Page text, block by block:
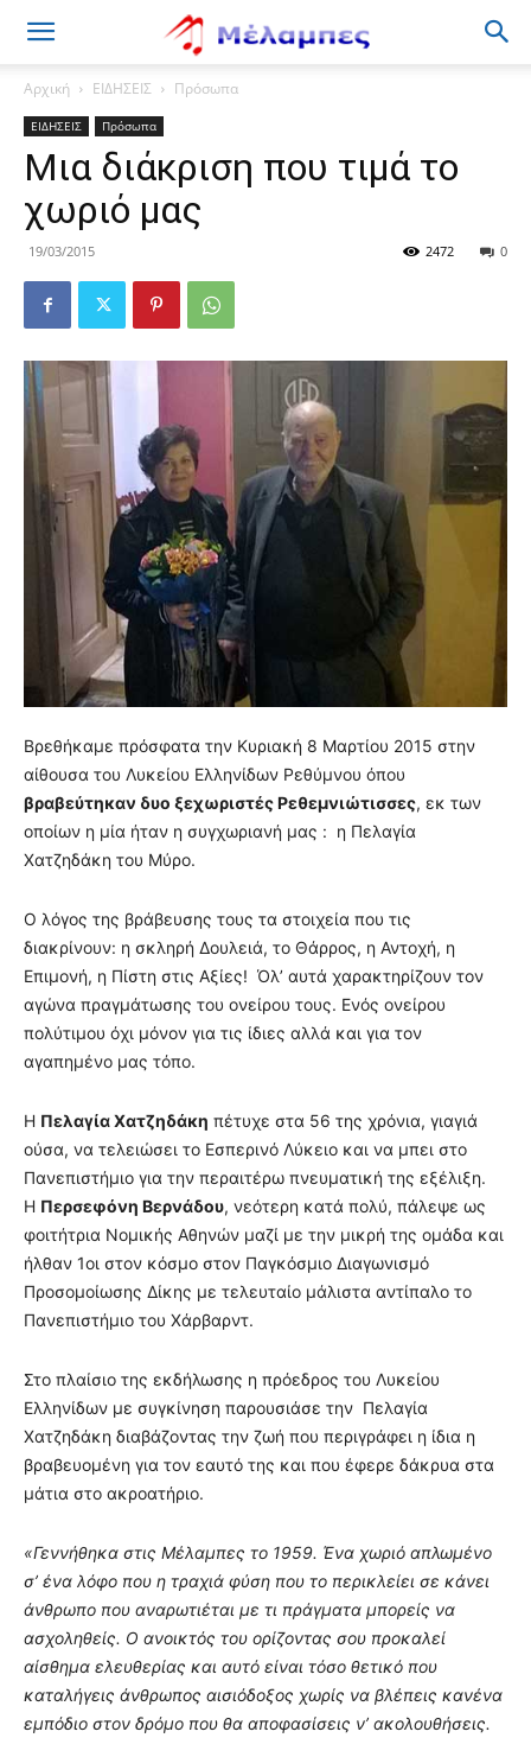
Μέλαμπες
Αρχική ΕΙΔΗΣΕΙΣ Πρόσωπα
ΕΙΔΗΣΕΙΣ Πρόσωπα
Μια διάκριση που τιμά τo
χωριό μας
19/03/2015 0
2472
Βρεθήκαμε πρόσφατα την Κυριακή 8 Μαρτίου 2015 στην
αίθουσα του Λυκείου Ελληνίδων Ρεθύμνου όπου
βραβεύτηκαν δυο ξεχωριστές Ρεθεμνιώτισσες, εκ των
οποίων η μία ήταν η συγχωριανή μας : η Πελαγία
Χατζηδάκη του Μύρο.
Ο λόγος της βράβευσης τους τα στοιχεία που τις
διακρίνουν: η σκληρή Δουλειά, το Θάρρος, η Αντοχή, η
Επιμονή, η Πίστη στις Αξίες! Όλ’ αυτά χαρακτηρίζουν τον
αγώνα πραγμάτωσης του ονείρου τους. Ενός ονείρου
πολύτιμου όχι μόνον για τις ίδιες αλλά και για τον
αγαπημένο μας τόπο.
Η Πελαγία Χατζηδάκη πέτυχε στα 56 της χρόνια, γιαγιά
ούσα, να τελειώσει το Εσπερινό Λύκειο και να μπει στο
Πανεπιστήμιο για την περαιτέρω πνευματική της εξέλιξη.
Η Περσεφόνη Βερνάδου, νεότερη κατά πολύ, πάλεψε ως
φοιτήτρια Νομικής Αθηνών μαζί με την μικρή της ομάδα και
ήλθαν 1οι στον κόσμο στον Παγκόσμιο Διαγωνισμό
Προσομοίωσης Δίκης με τελευταίο μάλιστα αντίπαλο το
Πανεπιστήμιο του Χάρβαρντ.
Στο πλαίσιο της εκδήλωσης η πρόεδρος του Λυκείου
Ελληνίδων με συγκίνηση παρουσιάσε την Πελαγία
Χατζηδάκη διαβάζοντας την ζωή που περιγράφει η ίδια η
βραβευομένη για τον εαυτό της και που έφερε δάκρυα στα
μάτια στο ακροατήριο.
«Γεννήθηκα στις Μέλαμπες το 1959. Ένα χωριό απλωμένο
σ’ ένα λόφο που η τραχιά φύση που το περικλείει σε κάνει
άνθρωπο που αναρωτιέται με τι πράγματα μπορείς να
ασχοληθείς. Ο ανοικτός του ορίζοντας σου προκαλεί
αίσθημα ελευθερίας και αυτό είναι τόσο θετικό που
καταλήγεις άνθρωπος αισιόδοξος χωρίς να βλέπεις κανένα
εμπόδιο στον δρόμο που θα αποφασίσεις ν’ ακολουθήσεις.